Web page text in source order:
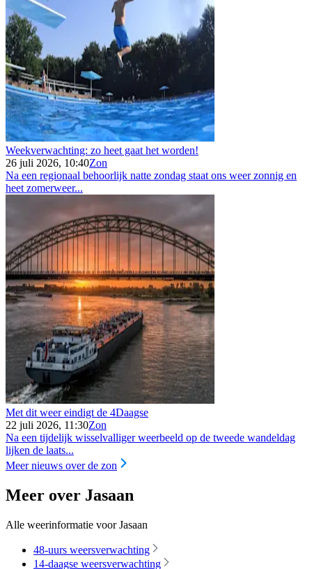
Weekverwachting: zo heet gaat het worden!
26 juli 2026, 10:40Zon
Na een regionaal behoorlijk natte zondag staat ons weer zonnig en
heet zomerweer...
Met dit weer eindigt de 4Daagse
22 juli 2026, 11:30Zon
Na een tijdelijk wisselvalliger weerbeeld op de tweede wandeldag
lijken de laats...
Meer nieuws over de zon
Meer over Jasaan
Alle weerinformatie voor Jasaan
48-uurs weersverwachting
14-daagse weersverwachting